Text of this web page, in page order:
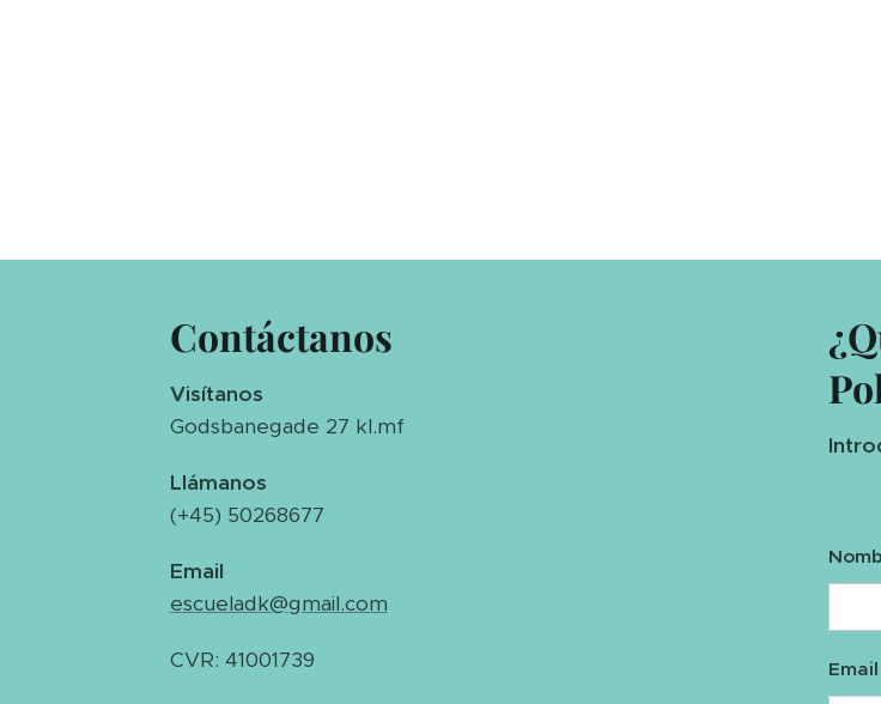
Contáctanos
Visítanos
Godsbanegade 27 kl.mf
Llámanos
(+45) 50268677
Email
escueladk@gmail.com
CVR: 41001739 Email